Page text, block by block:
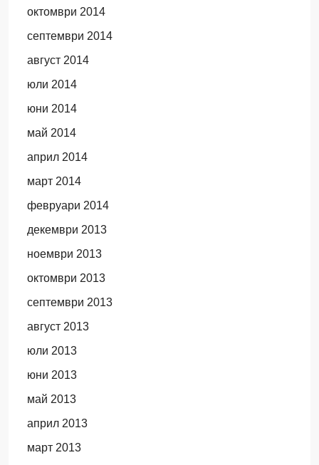
октомври 2014
септември 2014
август 2014
юли 2014
юни 2014
май 2014
април 2014
март 2014
февруари 2014
декември 2013
ноември 2013
октомври 2013
септември 2013
август 2013
юли 2013
юни 2013
май 2013
април 2013
март 2013